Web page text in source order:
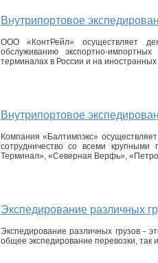
Внутрипортовое
ООО «КонтРейл» осуществляет
обслуживанию экспортно-
терминалах в России и на
Внутрипортовое
Компания «Балтимпэкс»
сотрудничество со всеми
Терминал», «Северная Верфь»,
Экспедирование различных
Экспедирование различных грузов -
общее экспедирование перевозки, так